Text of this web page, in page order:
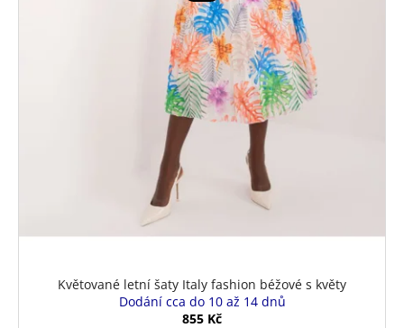
Květované letní šaty Italy fashion béžové s květy
Dodání cca do 10 až 14 dnů
855 Kč